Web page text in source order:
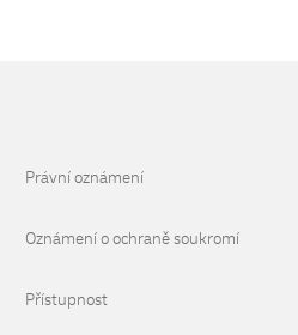
Právní oznámení
Oznámení o ochraně soukromí
Přístupnost